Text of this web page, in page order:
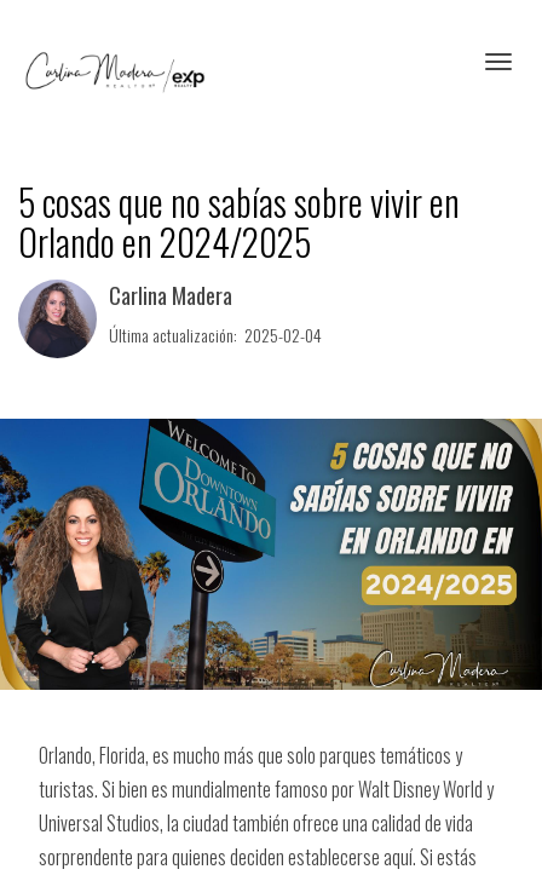
5 cosas que no sabías sobre vivir en
Orlando en 2024/2025
Carlina Madera
Última actualización: 2025-02-04
Orlando, Florida, es mucho más que solo parques temáticos y
turistas. Si bien es mundialmente famoso por Walt Disney World y
Universal Studios, la ciudad también ofrece una calidad de vida
sorprendente para quienes deciden establecerse aquí. Si estás